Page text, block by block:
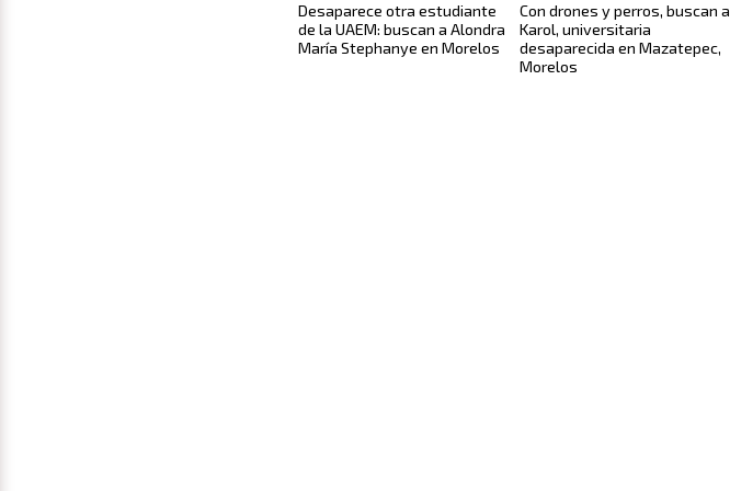
Desaparece otra estudiante
de la UAEM: buscan a Alondra
María Stephanye en Morelos
Con drones y perros, buscan a
Karol, universitaria
desaparecida en Mazatepec,
Morelos